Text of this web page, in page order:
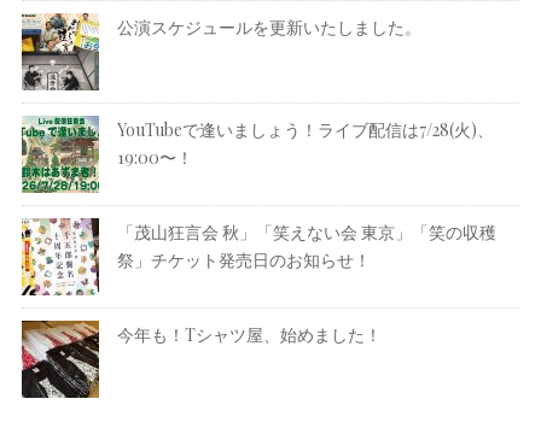
公演スケジュールを更新いたしました。
YouTubeで逢いましょう！ライブ配信は7/28(火)、
19:00〜！
「茂山狂言会 秋」「笑えない会 東京」「笑の収穫
祭」チケット発売日のお知らせ！
今年も！Tシャツ屋、始めました！